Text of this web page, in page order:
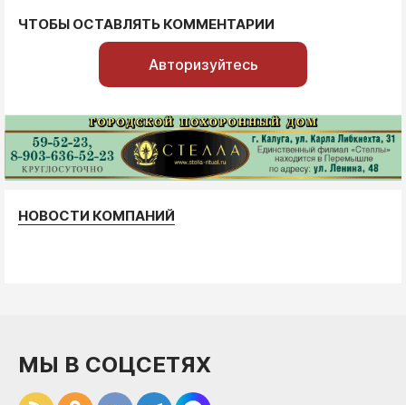
ЧТОБЫ ОСТАВЛЯТЬ КОММЕНТАРИИ
Авторизуйтесь
НОВОСТИ КОМПАНИЙ
МЫ В СОЦСЕТЯХ